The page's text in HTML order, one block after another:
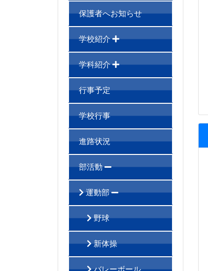
保護者へお知らせ
学校紹介
学科紹介
行事予定
学校行事
進路状況
部活動
運動部
野球
新体操
バレーボール